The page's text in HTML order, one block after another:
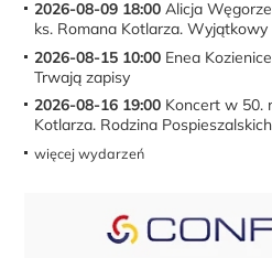
2026-08-09 18:00 Alicja
ks. Romana Kotlarza. Wyjątkowy
2026-08-15 10:00 Enea
Trwają zapisy
2026-08-16 19:00 Koncert w 50.
Kotlarza. Rodzina
więcej wydarzeń